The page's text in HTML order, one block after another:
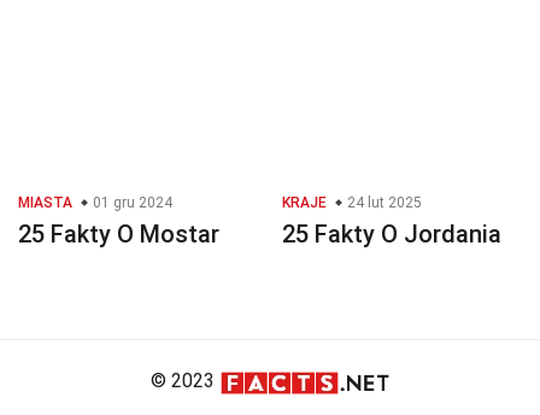
MIASTA 01 gru 2024
25 Fakty O Mostar
KRAJE 24 lut 2025
25 Fakty O Jordania
© 2023